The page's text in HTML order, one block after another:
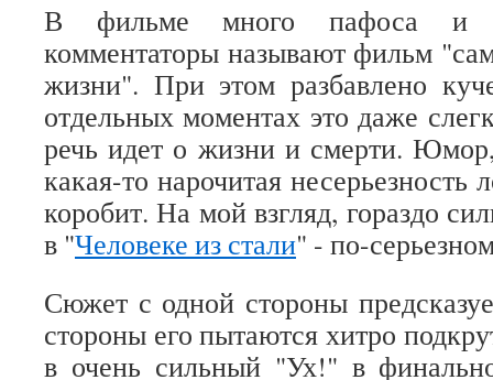
В фильме много пафоса и
комментаторы называют фильм
жизни". При этом разбавлено
отдельных моментах это даже
речь идет о жизни и смерти.
какая-то нарочитая несерьезность
коробит. На мой взгляд, гораздо
в "Человеке из стали" - по-
Сюжет с одной стороны
стороны его пытаются хитро
в очень сильный "Ух!" в